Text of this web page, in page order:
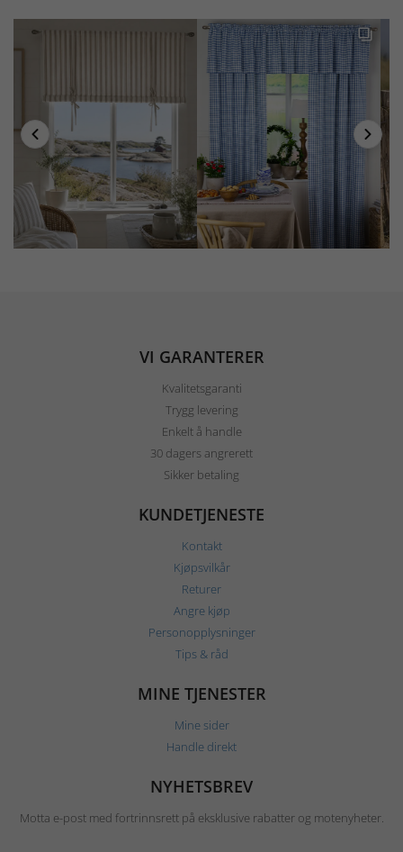
VI GARANTERER
Kvalitetsgaranti
Trygg levering
Enkelt å handle
30 dagers angrerett
Sikker betaling
KUNDETJENESTE
Kontakt
Kjøpsvilkår
Returer
Angre kjøp
Personopplysninger
Tips & råd
MINE TJENESTER
Mine sider
Handle direkt
NYHETSBREV
Motta e-post med fortrinnsrett på eksklusive rabatter og motenyheter.